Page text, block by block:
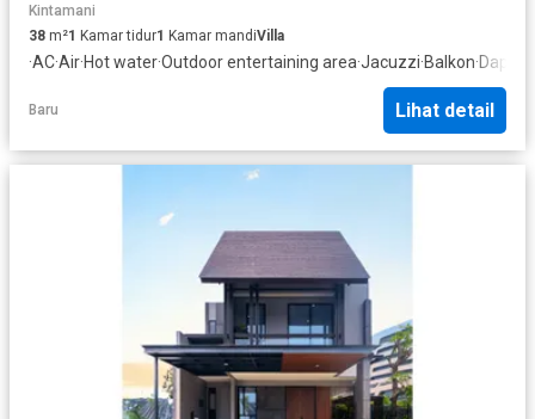
Kintamani
38 m²1 Kamar tidur1 Kamar mandiVilla
·AC·Air·Hot water·Outdoor entertaining area·Jacuzzi·Balkon·Dapur
Baru Lihat detail